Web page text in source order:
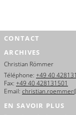
CONTACT
ARCHIVES
Christian Römmer
Téléphone: +49 40
Fax: +49 40 428131501
Email:
EN SAVOIR PLUS